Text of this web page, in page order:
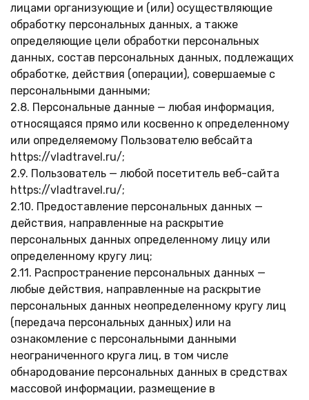
лицами организующие и (или) осуществляющие
обработку персональных данных, а также
определяющие цели обработки персональных
данных, состав персональных данных, подлежащих
обработке, действия (операции), совершаемые с
персональными данными;
2.8. Персональные данные — любая информация,
относящаяся прямо или косвенно к определенному
или определяемому Пользователю вебсайта
https://vladtravel.ru/;
2.9. Пользователь — любой посетитель веб-сайта
https://vladtravel.ru/;
2.10. Предоставление персональных данных —
действия, направленные на раскрытие
персональных данных определенному лицу или
определенному кругу лиц;
2.11. Распространение персональных данных —
любые действия, направленные на раскрытие
персональных данных неопределенному кругу лиц
(передача персональных данных) или на
ознакомление с персональными данными
неограниченного круга лиц, в том числе
обнародование персональных данных в средствах
массовой информации, размещение в